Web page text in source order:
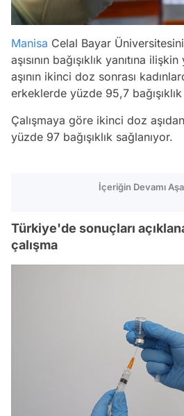
Manisa Celal Bayar
aşısının bağışıklık yanıtına
aşının ikinci doz sonrası
erkeklerde yüzde 95,7
Çalışmaya göre ikinci doz
yüzde 97 bağışıklık sağlanıyor.
İçeriğin Devamı
Türkiye'de sonuçları
çalışma